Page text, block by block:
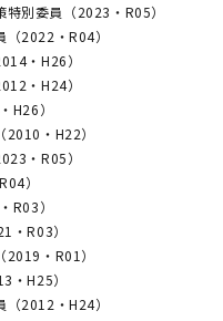
別委員（2023・R05）
2022・R04）
・H26）
・H24）
H26）
・H22）
・R05）
）
R03）
・R03）
・R01）
・H25）
2012・H24）